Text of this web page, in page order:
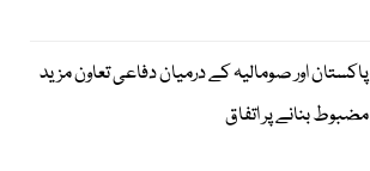
پاکستان اور صومالیہ کے درمیان دفاعی تعاون مزید
مضبوط بنانے پر اتفاق